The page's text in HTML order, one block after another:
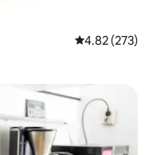
レビュー273
4.82 (273)